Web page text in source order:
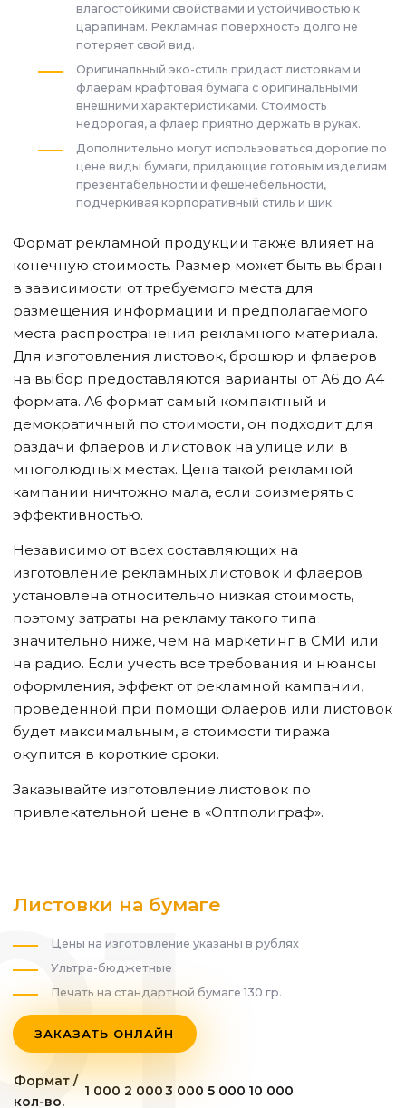
влагостойкими свойствами и устойчивостью к
царапинам. Рекламная поверхность долго не
потеряет свой вид.
Оригинальный эко-стиль придаст листовкам и
флаерам крафтовая бумага с оригинальными
внешними характеристиками. Стоимость
недорогая, а флаер приятно держать в руках.
Дополнительно могут использоваться дорогие по
цене виды бумаги, придающие готовым изделиям
презентабельности и фешенебельности,
подчеркивая корпоративный стиль и шик.
Формат рекламной продукции также влияет на
конечную стоимость. Размер может быть выбран
в зависимости от требуемого места для
размещения информации и предполагаемого
места распространения рекламного материала.
Для изготовления листовок, брошюр и флаеров
на выбор предоставляются варианты от А6 до А4
формата. А6 формат самый компактный и
демократичный по стоимости, он подходит для
раздачи флаеров и листовок на улице или в
многолюдных местах. Цена такой рекламной
кампании ничтожно мала, если соизмерять с
эффективностью.
Независимо от всех составляющих на
изготовление рекламных листовок и флаеров
установлена относительно низкая стоимость,
поэтому затраты на рекламу такого типа
значительно ниже, чем на маркетинг в СМИ или
на радио. Если учесть все требования и нюансы
оформления, эффект от рекламной кампании,
проведенной при помощи флаеров или листовок
будет максимальным, а стоимости тиража
окупится в короткие сроки.
Заказывайте изготовление листовок по
привлекательной цене в «Оптполиграф».
Листовки на бумаге
Цены на изготовление указаны в рублях
Ультра-бюджетные
Печать на стандартной бумаге 130 гр.
ЗАКАЗАТЬ ОНЛАЙН
Формат /
кол-во.
1 000 2 0003 000 5 000 10 000